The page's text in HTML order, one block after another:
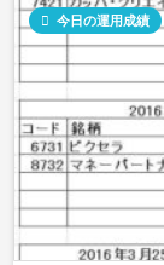
 今日の運用成績